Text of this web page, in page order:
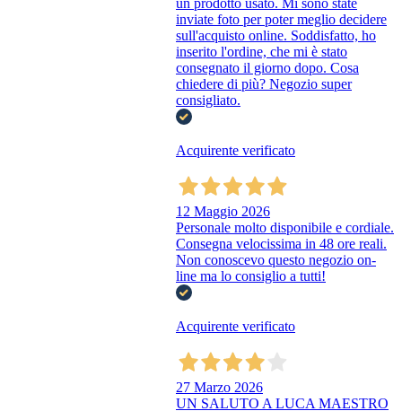
un prodotto usato. Mi sono state
inviate foto per poter meglio decidere
sull'acquisto online. Soddisfatto, ho
inserito l'ordine, che mi è stato
consegnato il giorno dopo. Cosa
chiedere di più? Negozio super
consigliato.
Acquirente verificato
12 Maggio 2026
Personale molto disponibile e cordiale.
Consegna velocissima in 48 ore reali.
Non conoscevo questo negozio on-
line ma lo consiglio a tutti!
Acquirente verificato
27 Marzo 2026
UN SALUTO A LUCA MAESTRO